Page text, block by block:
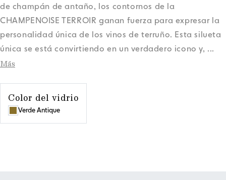
de champán de antaño, los contornos de la
CHAMPENOISE TERROIR ganan fuerza para expresar la
personalidad única de los vinos de terruño. Esta silueta
única se está convirtiendo en un verdadero icono y, ...
Más
Color del vidrio
Verde Antique